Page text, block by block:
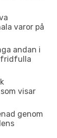
varor på
andan i
fridfulla
visar
genom